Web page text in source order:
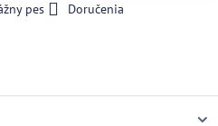
pes Doručenia